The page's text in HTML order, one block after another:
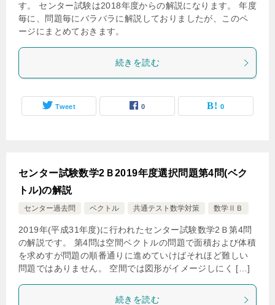
す。 センター試験は2018年度からの解説になります。 年度
毎に、問題毎にバラバラに解説しておりましたが、このペ
ージにまとめておきます。
続きを読む
Tweet 0 0
センター試験数学2Ｂ2019年度選択問題第4問(ベク
トル)の解説
センター過去問 ベクトル 共通テスト数学対策 数学ⅡＢ
2019年(平成31年度)に行われたセンター試験数学2Ｂ第4問
の解説です。 第4問は空間ベクトルの問題で面積および体積
を求めすが問題の順番通りに進めていけばそれほど難しい
問題ではありません。 空間では図形がイメージしにく […]
続きを読む